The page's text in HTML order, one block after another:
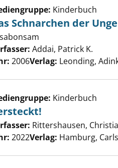
Details von Das
Kinderbuch
Schnarchen der
Addai, Patrick K.
2006Verlag: Leonding,
Details von Versteckt!
Kinderbuch
Rittershausen,
2022Verlag: Hamburg,